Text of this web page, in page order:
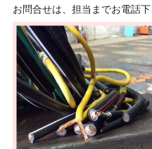
お問合せは、担当までお電話下